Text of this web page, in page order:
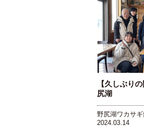
【久しぶり
尻湖
野尻湖ワカサ
2024.03.14